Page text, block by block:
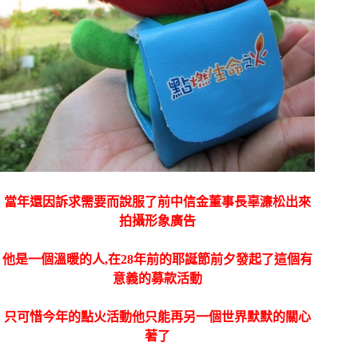
當年還因訴求需要而說服了前中信金董事長辜濓松出來
拍攝形象廣告
他是一個溫暖的人,在28年前的耶誕節前夕發起了這個有
意義的募款活動
只可惜今年的點火活動他只能再另一個世界默默的關心
著了